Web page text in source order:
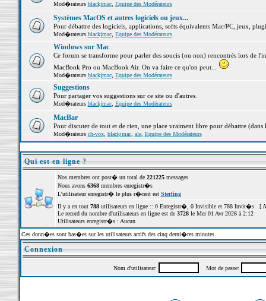
Mod�rateurs blackjmac, Equipe des Modérateurs
Systèmes MacOS et autres logiciels ou jeux...
Pour débattre des logiciels, applications, softs équivalents Mac/PC, jeux,
Mod�rateurs blackjmac, Equipe des Modérateurs
Windows sur Mac
Ce forum se transforme pour parler des soucis (ou non) rencontrés lors de
MacBook Pro ou MacBook Air. On va faire ce qu'on peut...
Mod�rateurs blackjmac, Equipe des Modérateurs
Suggestions
Pour partager vos suggestions sur ce site ou d'autres.
Mod�rateurs blackjmac, Equipe des Modérateurs
MacBar
Pour discuter de tout et de rien, une place vraiment libre pour débattre (dans
Mod�rateurs ch-vox, blackjmac, ale, Equipe des Modérateurs
Qui est en ligne ?
Nos membres ont post� un total de 221225messages
Nous avons 6368membres enregistr�s
L'utilisateur enregistr� le plus r�cent est Sterling
Il y a en tout 788utilisateurs en ligne :: 0 Enregistr�, 0 Invisible et 788 Invit�s [
Le record du nombre d'utilisateurs en ligne est de 3728le Mer 01 Avr 2026 à 2:12
Utilisateurs enregistr�s : Aucun
Ces donn�es sont bas�es sur les utilisateurs actifs des cinq derni�res minutes
Connexion
Nom d'utilisateur: Mot de passe: